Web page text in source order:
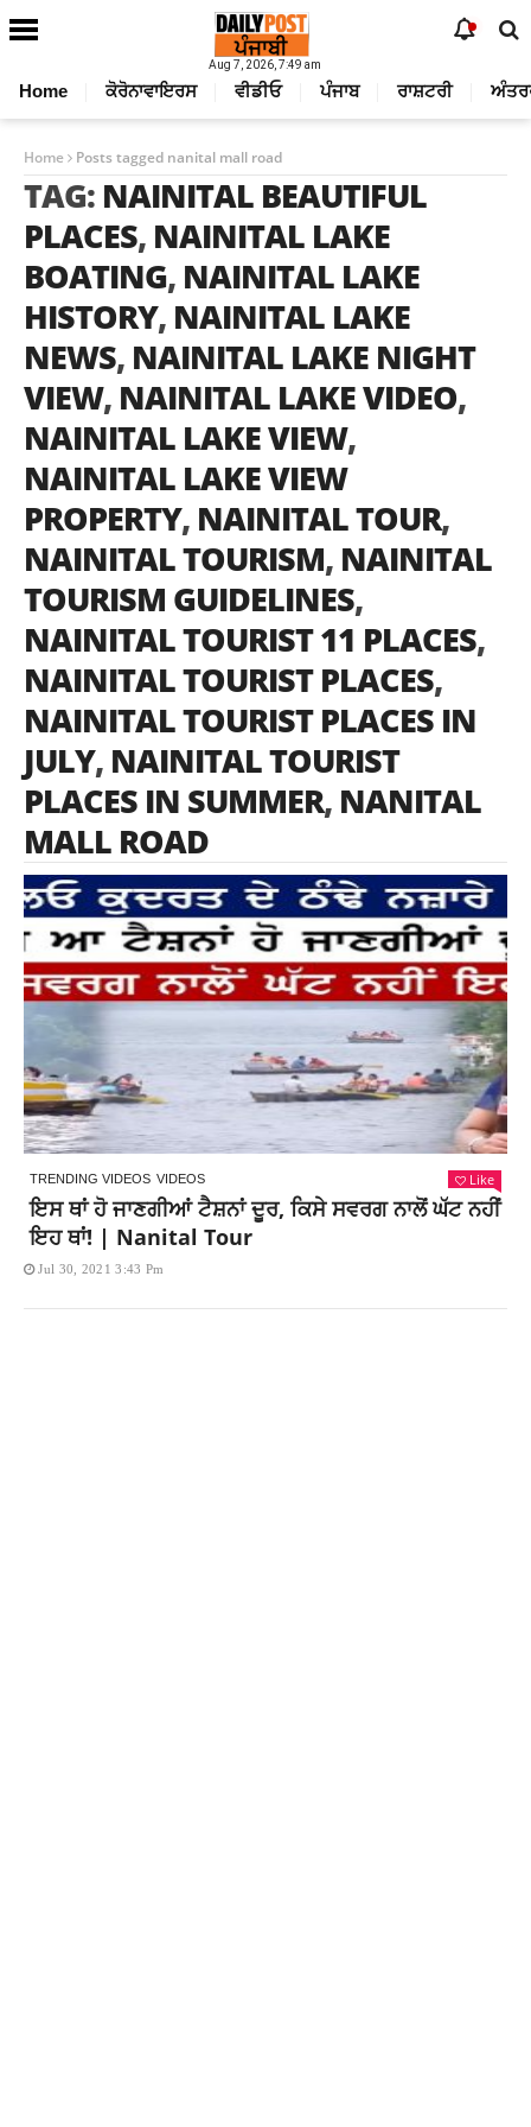
Aug 7, 2026, 7:49 am
Home ਕੋਰੋਨਾਵਾਇਰਸ ਵੀਡੀਓ ਪੰਜਾਬ ਰਾਸ਼ਟਰੀ
Home Posts tagged nanital mall road
TAG: NAINITAL BEAUTIFUL
PLACES, NAINITAL LAKE
BOATING, NAINITAL LAKE
HISTORY, NAINITAL LAKE
NEWS, NAINITAL LAKE NIGHT
VIEW, NAINITAL LAKE VIDEO,
NAINITAL LAKE VIEW,
NAINITAL LAKE VIEW
PROPERTY, NAINITAL TOUR,
NAINITAL TOURISM, NAINITAL
TOURISM GUIDELINES,
NAINITAL TOURIST 11 PLACES,
NAINITAL TOURIST PLACES,
NAINITAL TOURIST PLACES IN
JULY, NAINITAL TOURIST
PLACES IN SUMMER, NANITAL
MALL ROAD
TRENDING VIDEOS VIDEOS Like
ਇਸ ਥਾਂ ਹੋ ਜਾਣਗੀਆਂ ਟੈਸ਼ਨਾਂ ਦੂਰ, ਕਿਸੇ ਸਵਰਗ ਨਾਲੋਂ ਘੱਟ ਨਹੀਂ
ਇਹ ਥਾਂ! | Nanital Tour
Jul 30, 2021 3:43 Pm